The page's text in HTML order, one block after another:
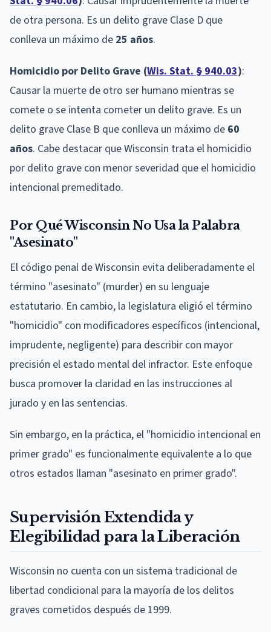
de otra persona. Es un delito grave Clase D que
conlleva un máximo de 25 años.
Homicidio por Delito Grave (Wis. Stat. § 940.03):
Causar la muerte de otro ser humano mientras se
comete o se intenta cometer un delito grave. Es un
delito grave Clase B que conlleva un máximo de 60
años. Cabe destacar que Wisconsin trata el homicidio
por delito grave con menor severidad que el homicidio
intencional premeditado.
Por Qué Wisconsin No Usa la Palabra
"Asesinato"
El código penal de Wisconsin evita deliberadamente el
término "asesinato" (murder) en su lenguaje
estatutario. En cambio, la legislatura eligió el término
"homicidio" con modificadores específicos (intencional,
imprudente, negligente) para describir con mayor
precisión el estado mental del infractor. Este enfoque
busca promover la claridad en las instrucciones al
jurado y en las sentencias.
Sin embargo, en la práctica, el "homicidio intencional en
primer grado" es funcionalmente equivalente a lo que
otros estados llaman "asesinato en primer grado".
Supervisión Extendida y
Elegibilidad para la Liberación
Wisconsin no cuenta con un sistema tradicional de
libertad condicional para la mayoría de los delitos
graves cometidos después de 1999.